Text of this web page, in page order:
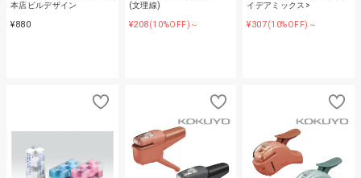
本店ビルデザイン
¥880
(文理線)
¥208(10%OFF)～
イデアミックス>
¥307(10%OFF)～